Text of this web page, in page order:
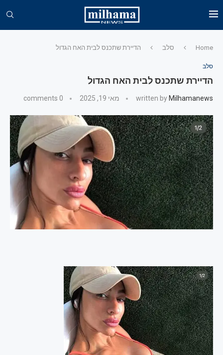
Home סלב הדיירת שתכנס לבית האח הגדול
סלב
הדיירת שתכנס לבית האח הגדול
written by Milhamanews מאי 19, 2025 0 comments